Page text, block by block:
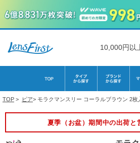
10,000円以
TOP > ピア> モラクマンスリー コーラルブラウン 2枚
夏季（お盆）期間中の出荷と